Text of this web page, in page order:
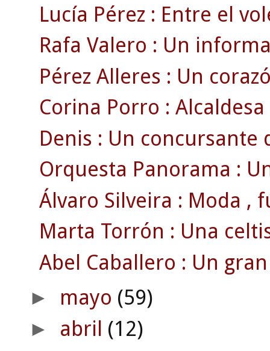
Lucía Pérez : Entre el
Rafa Valero : Un
Pérez Alleres : Un
Corina Porro :
Denis : Un concursante
Orquesta Panorama :
Álvaro Silveira : Moda ,
Marta Torrón : Una
Abel Caballero : Un
► mayo (59)
► abril (12)